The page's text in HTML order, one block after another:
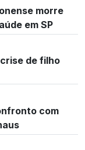
morre
em SP
de filho
com